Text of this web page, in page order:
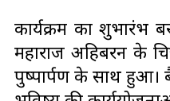
कार्यक्रम का
महाराज अहिबरन के
पुष्पार्पण के साथ